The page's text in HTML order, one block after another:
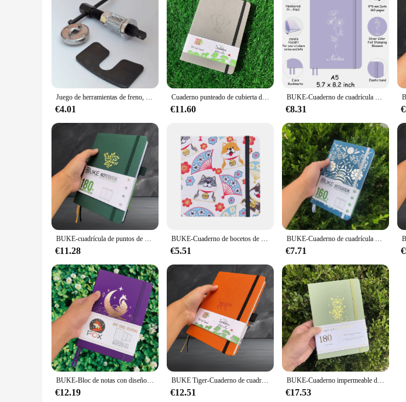
Features:
**Enhanced Bike Performance and Maintenance**
The Bomba Bike Disc Brake Separator is an essential tool for cyclists looking to maintain peak
this separator ensures durability and reliability during use. Its ergonomic design makes it easy to
your toolkit.
**Versatile and User-Friendly**
Whether you're a professional mechanic or an avid DIY enthusiast, the Bomba Bike Disc Brake
various bicycle models and disc brake systems, making it a versatile addition to your toolbox. The
maintenance, ensuring that your disc brakes are always in top condition.
For vendors and wholesalers, the Bomba Bike Disc Brake Separator is an excellent choice for
high-quality construction make it an attractive option for retailers looking to provide top-tier bike
those looking to stock up on essential tools for their business.
Juego de herramientas de freno, pastilla de freno de disco de coche, separador de pinza, herramientas manuales de rebobinado de pistón, Kit de reparación de automóviles, herramienta de pinzas de freno
€4.01
Cuaderno punteado de cubierta de oro rosa, diario de cuadrícula de puntos, INS BUJO, papel grueso de bambú de 160GSM con página numerada * BUKE
€11.60
BUKE-Cuaderno de cuadrícula de puntos, 5x5mm, 160 páginas, 160gsm, papel crema grueso, tamaño A5, piel sintética, tapa dura
€8.31
BUKE-cuadrícula de puntos de papel de bambú 180gsm, cuaderno punteado, libros de dibujo, color verde bosque
€11.28
BUKE-Cuaderno de bocetos de tamaño cuadrado, cuaderno de acuarela de 80 páginas, papel Bmaboo grueso de 180gsm, cubierta dura de tela de algodón
€5.51
BUKE-Cuaderno de cuadrícula de puntos Bullet, tamaño de viaje de bolsillo, papel blanco grueso 160gsm de bambú, 112 páginas, cuadrícula de puntos de 5x5mm
€7.71
BUKE-Bloc de notas con diseño de zorro púrpura misterioso, cuaderno de bocetos, papel grueso de 160gsm, 160 páginas de cuadrícula de puntos numeradas
€12.19
BUKE Tiger-Cuaderno de cuadrícula de puntos, libreta de papel grueso de 160gsm, 160 páginas numeradas, diseños de cuadrícula de puntos de 5x5mm
€12.51
BUKE-Cuaderno impermeable de piel sintética con puntos, libreta con tapa dura A5, acuarela, 5x5MM, 180gsm, papel de bambú, Página de cuadrícula de puntos
€17.53